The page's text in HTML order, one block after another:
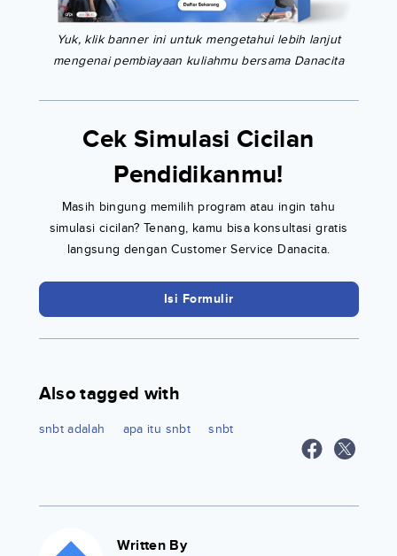
Yuk, klik banner ini untuk mengetahui lebih lanjut
mengenai pembiayaan kuliahmu bersama Danacita
Cek Simulasi Cicilan
Pendidikanmu!
Masih bingung memilih program atau ingin tahu
simulasi cicilan? Tenang, kamu bisa konsultasi gratis
langsung dengan Customer Service Danacita.
Isi Formulir
Also tagged with
snbt adalah apa itu snbt snbt
Written By